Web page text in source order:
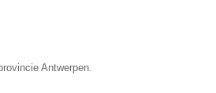
Antwerpen.